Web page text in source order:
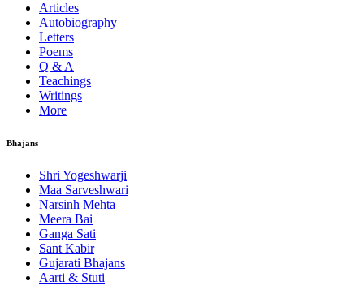
Articles
Autobiography
Letters
Poems
Q & A
Teachings
Writings
More
Bhajans
Shri Yogeshwarji
Maa Sarveshwari
Narsinh Mehta
Meera Bai
Ganga Sati
Sant Kabir
Gujarati Bhajans
Aarti & Stuti